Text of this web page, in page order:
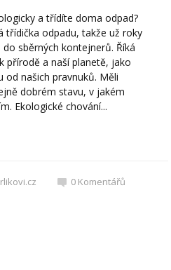
a třídíte doma odpad?
třídička odpadu, takže už roky
sběrných kontejnerů. Říká
přírodě a naší planetě, jako
našich pravnuků. Měli
dobrém stavu, v jakém
Ekologické chování...
0 Komentářů